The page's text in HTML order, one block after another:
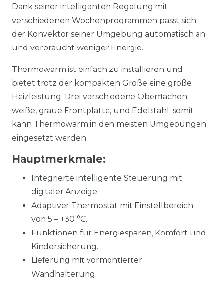
Dank seiner intelligenten Regelung mit
verschiedenen Wochenprogrammen passt sich
der Konvektor seiner Umgebung automatisch an
und verbraucht weniger Energie.
Thermowarm ist einfach zu installieren und
bietet trotz der kompakten Größe eine große
Heizleistung. Drei verschiedene Oberflächen:
weiße, graue Frontplatte, und Edelstahl; somit
kann Thermowarm in den meisten Umgebungen
eingesetzt werden.
Hauptmerkmale:
Integrierte intelligente Steuerung mit
digitaler Anzeige.
Adaptiver Thermostat mit Einstellbereich
von 5 – +30 °C.
Funktionen für Energiesparen, Komfort und
Kindersicherung.
Lieferung mit vormontierter
Wandhalterung.